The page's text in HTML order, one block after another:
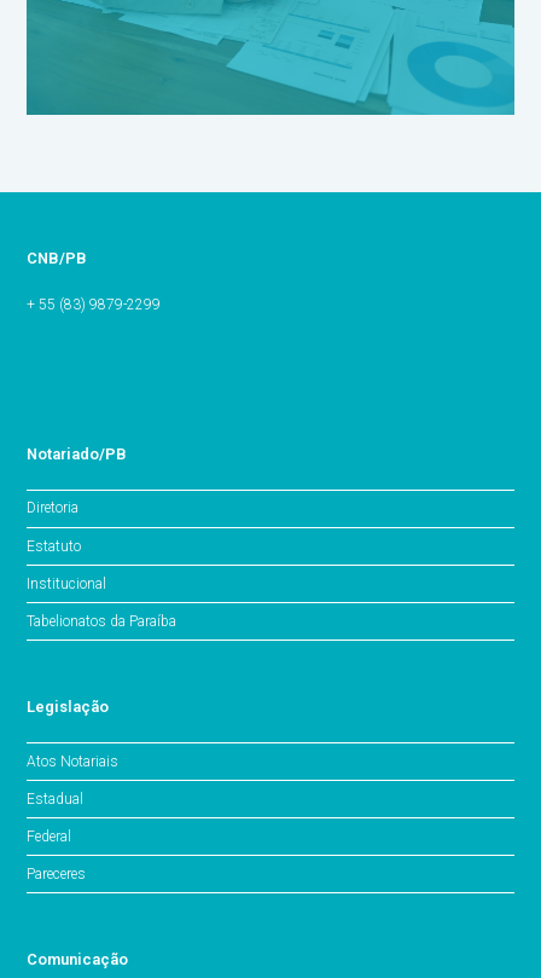
CNB/PB
+ 55 (83) 9879-2299
Notariado/PB
Diretoria
Estatuto
Institucional
Tabelionatos da Paraíba
Legislação
Atos Notariais
Estadual
Federal
Pareceres
Comunicação